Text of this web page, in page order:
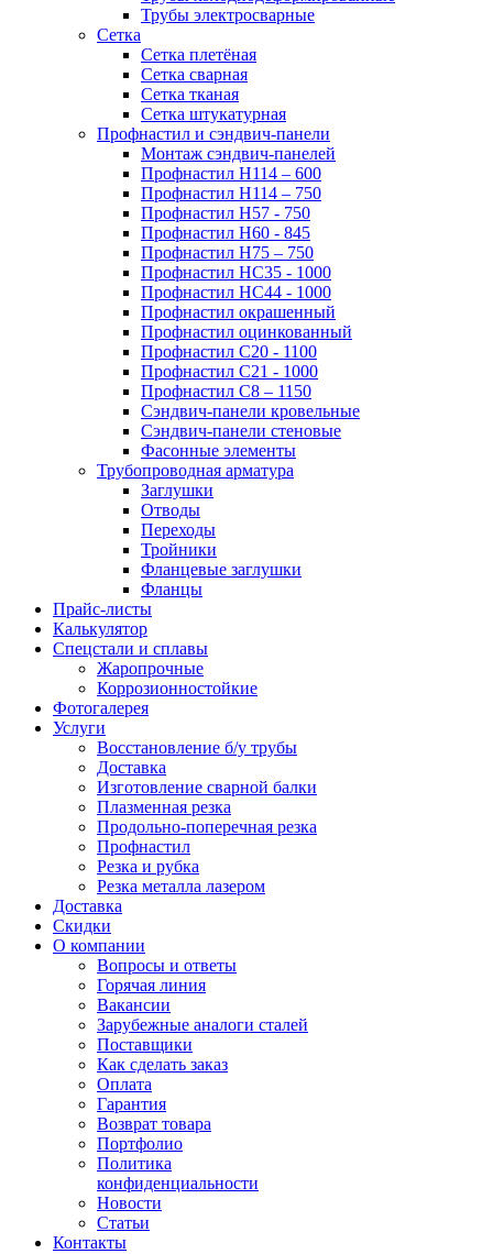
Трубы электросварные
Сетка
Сетка плетёная
Сетка сварная
Сетка тканая
Сетка штукатурная
Профнастил и сэндвич-панели
Монтаж сэндвич-панелей
Профнастил Н114 – 600
Профнастил Н114 – 750
Профнастил Н57 - 750
Профнастил Н60 - 845
Профнастил Н75 – 750
Профнастил НС35 - 1000
Профнастил НС44 - 1000
Профнастил окрашенный
Профнастил оцинкованный
Профнастил С20 - 1100
Профнастил С21 - 1000
Профнастил С8 – 1150
Сэндвич-панели кровельные
Сэндвич-панели стеновые
Фасонные элементы
Трубопроводная арматура
Заглушки
Отводы
Переходы
Тройники
Фланцевые заглушки
Фланцы
Прайс-листы
Калькулятор
Спецстали и сплавы
Жаропрочные
Коррозионностойкие
Фотогалерея
Услуги
Восстановление б/у трубы
Доставка
Изготовление сварной балки
Плазменная резка
Продольно-поперечная резка
Профнастил
Резка и рубка
Резка металла лазером
Доставка
Скидки
О компании
Вопросы и ответы
Горячая линия
Вакансии
Зарубежные аналоги сталей
Поставщики
Как сделать заказ
Оплата
Гарантия
Возврат товара
Портфолио
Политика
конфиденциальности
Новости
Статьи
Контакты